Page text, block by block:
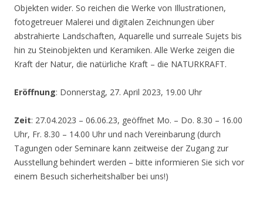
Objekten wider. So reichen die Werke von Illustrationen,
fotogetreuer Malerei und digitalen Zeichnungen über
abstrahierte Landschaften, Aquarelle und surreale Sujets bis
hin zu Steinobjekten und Keramiken. Alle Werke zeigen die
Kraft der Natur, die natürliche Kraft – die NATURKRAFT.
Eröffnung: Donnerstag, 27. April 2023, 19.00 Uhr
Zeit: 27.04.2023 – 06.06.23, geöffnet Mo. – Do. 8.30 – 16.00
Uhr, Fr. 8.30 – 14.00 Uhr und nach Vereinbarung (durch
Tagungen oder Seminare kann zeitweise der Zugang zur
Ausstellung behindert werden – bitte informieren Sie sich vor
einem Besuch sicherheitshalber bei uns!)